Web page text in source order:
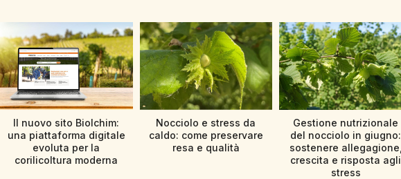
Il nuovo sito Biolchim:
una piattaforma digitale
evoluta per la
corilicoltura moderna
Nocciolo e stress da
caldo: come preservare
resa e qualità
Gestione nutrizionale
del nocciolo in giugno:
sostenere allegagione,
crescita e risposta agli
stress